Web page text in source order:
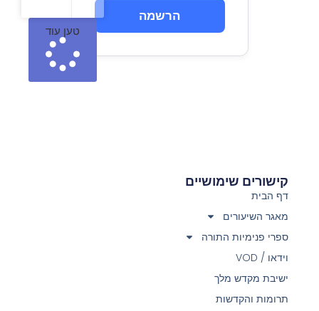
הרשמה
טען עוד
קישורים שימושיים
דף הבית
מאגר השיעורים
ספרי פנימיות התורה
וידאו / VOD
ישיבת מקדש מלך
תרומות והקדשות